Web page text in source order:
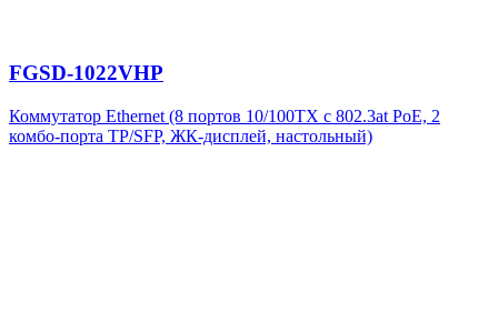
FGSD-1022VHP
Коммутатор Ethernet (8 портов 10/100TX с 802.3at PoE, 2
комбо-порта TP/SFP, ЖК-дисплей, настольный)